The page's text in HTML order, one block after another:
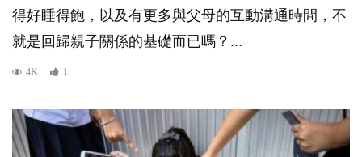
得好睡得飽，以及有更多與父母的互動溝通時間，不
就是回歸親子關係的基礎而已嗎？...
4K 1